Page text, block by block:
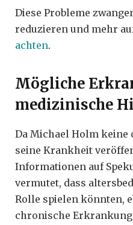
Diese Probleme
reduzieren und mehr
achten.
Mögliche
medizinische
Da Michael Holm
seine Krankheit
Informationen auf
vermutet, dass
Rolle spielen könnten,
chronische